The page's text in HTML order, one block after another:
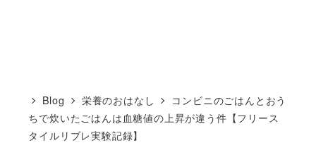
Blog 栄養のおはなし
コンビニのごはんとおう
ちで炊いたごはんは血糖値の上昇が違う件【フリース
タイルリブレ実験記録】